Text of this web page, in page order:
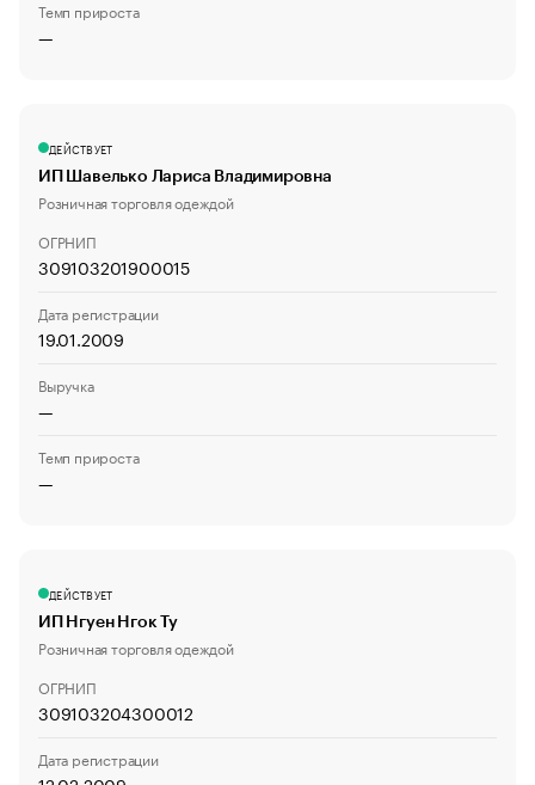
Темп прироста
—
ДЕЙСТВУЕТ
ИП Шавелько Лариса Владимировна
Розничная торговля одеждой
ОГРНИП
309103201900015
Дата регистрации
19.01.2009
Выручка
—
Темп прироста
—
ДЕЙСТВУЕТ
ИП Нгуен Нгок Ту
Розничная торговля одеждой
ОГРНИП
309103204300012
Дата регистрации